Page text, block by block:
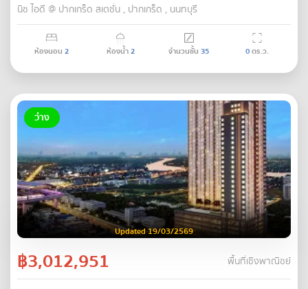
นิช ไอดี @ ปากเกร็ด สเตชั่น , ปากเกร็ด , นนทบุรี
ห้องนอน 2 ห้องน้ำ2 จำนวนชั้น 35 0ตร.ว.
ว่าง
Updated 19/03/2569
฿3,012,951 พื้นที่เชิงพาณิชย์